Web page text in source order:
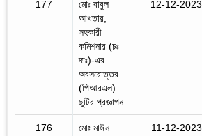
177
মোঃ বাবুল
আখতার,
সহকারী
কমিশনার (চঃ
দাঃ)-এর
অবসরোত্তর
(পিআরএল)
ছুটির প্রজ্ঞাপন
12-12-2023
176
মোঃ মাঈন
11-12-2023